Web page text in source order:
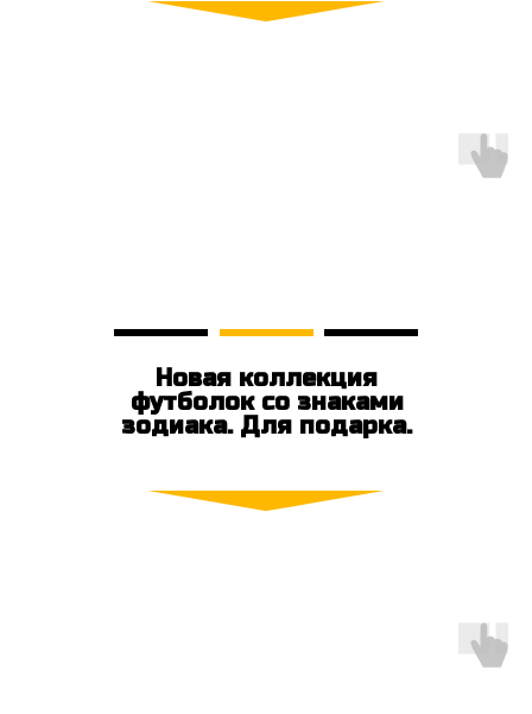
Новая коллекция
футболок со знаками
зодиака. Для подарка.